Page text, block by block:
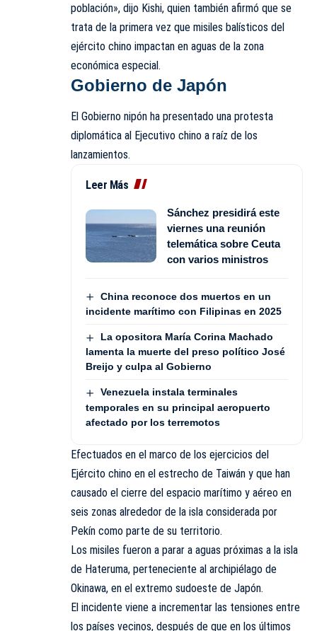
población», dijo Kishi, quien también afirmó que se
trata de la primera vez que misiles balísticos del
ejército chino impactan en aguas de la zona
económica especial.
Gobierno de Japón
El Gobierno nipón ha presentado una protesta
diplomática al Ejecutivo chino a raíz de los
lanzamientos.
Leer Más
Sánchez presidirá este
viernes una reunión
telemática sobre Ceuta
con varios ministros
China reconoce dos muertos en un
incidente marítimo con Filipinas en 2025
La opositora María Corina Machado
lamenta la muerte del preso político José
Breijo y culpa al Gobierno
Venezuela instala terminales
temporales en su principal aeropuerto
afectado por los terremotos
Efectuados en el marco de los ejercicios del
Ejército chino en el estrecho de Taiwán y que han
causado el cierre del espacio marítimo y aéreo en
seis zonas alrededor de la isla considerada por
Pekín como parte de su territorio.
Los misiles fueron a parar a aguas próximas a la isla
de Hateruma, perteneciente al archipiélago de
Okinawa, en el extremo sudoeste de Japón.
El incidente viene a incrementar las tensiones entre
los países vecinos, después de que en los últimos